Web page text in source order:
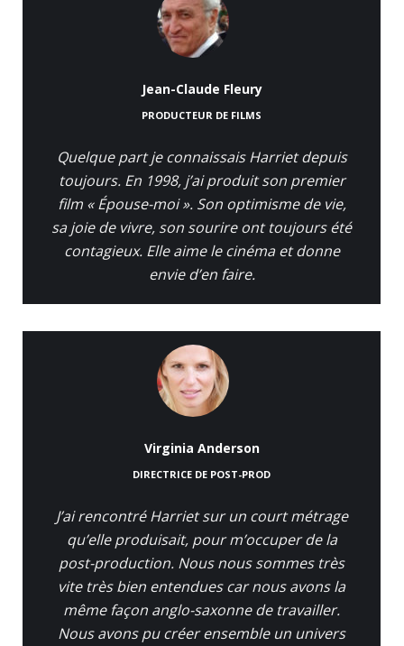
Jean-Claude Fleury
PRODUCTEUR DE FILMS
Quelque part je connaissais Harriet depuis
toujours. En 1998, j’ai produit son premier
film « Épouse-moi ». Son optimisme de vie,
sa joie de vivre, son sourire ont toujours été
contagieux. Elle aime le cinéma et donne
envie d’en faire.
Virginia Anderson
DIRECTRICE DE POST-PROD
J’ai rencontré Harriet sur un court métrage
qu’elle produisait, pour m’occuper de la
post-production. Nous nous sommes très
vite très bien entendues car nous avons la
même façon anglo-saxonne de travailler.
Nous avons pu créer ensemble un univers